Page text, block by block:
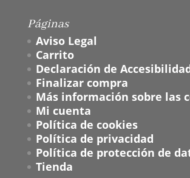
Páginas
Aviso Legal
Carrito
Declaración de
Finalizar compra
Más información sobre las
Mi cuenta
Política de cookies
Política de privacidad
Política de protección de
Tienda